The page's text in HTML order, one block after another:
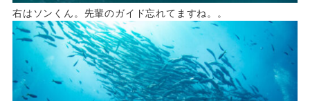
右はソンくん。先輩のガイド忘れてますね。。